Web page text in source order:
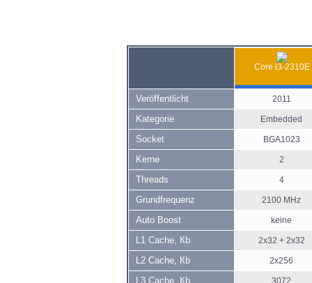
Core i3-2310E
Veröffentlicht 2011
Kategorie Embedded
Socket BGA1023
Kerne 2
Threads 4
Grundfrequenz 2100 MHz
Auto Boost keine
L1 Cache, Кb 2x32 + 2x32
L2 Cache, Кb 2x256
L3 Cache, Кb 3072